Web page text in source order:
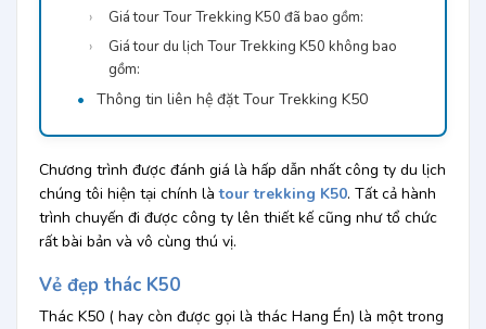
Giá tour Tour Trekking K50 đã bao gồm:
Giá tour du lịch Tour Trekking K50 không bao
gồm:
Thông tin liên hệ đặt Tour Trekking K50
Chương trình được đánh giá là hấp dẫn nhất công ty du lịch
chúng tôi hiện tại chính làtour trekking K50. Tất cả hành
trình chuyến đi được công ty lên thiết kế cũng như tổ chức
rất bài bản và vô cùng thú vị.
Vẻ đẹp thác K50
Thác K50 ( hay còn được gọi là thác Hang Én) là một trong